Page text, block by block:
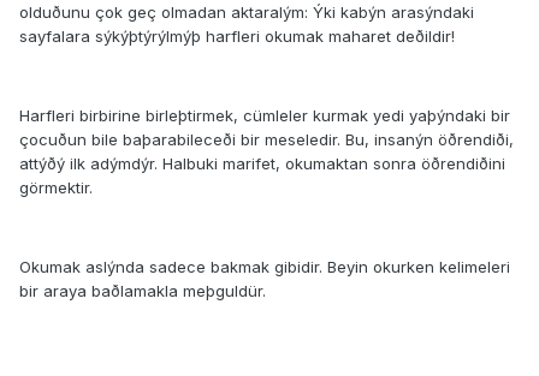
olduðunu çok geç olmadan aktaralým: Ýki kabýn arasýndaki
sayfalara sýkýþtýrýlmýþ harfleri okumak maharet deðildir!
Harfleri birbirine birleþtirmek, cümleler kurmak yedi yaþýndaki bir
çocuðun bile baþarabileceði bir meseledir. Bu, insanýn öðrendiði,
attýðý ilk adýmdýr. Halbuki marifet, okumaktan sonra öðrendiðini
görmektir.
Okumak aslýnda sadece bakmak gibidir. Beyin okurken kelimeleri
bir araya baðlamakla meþguldür.